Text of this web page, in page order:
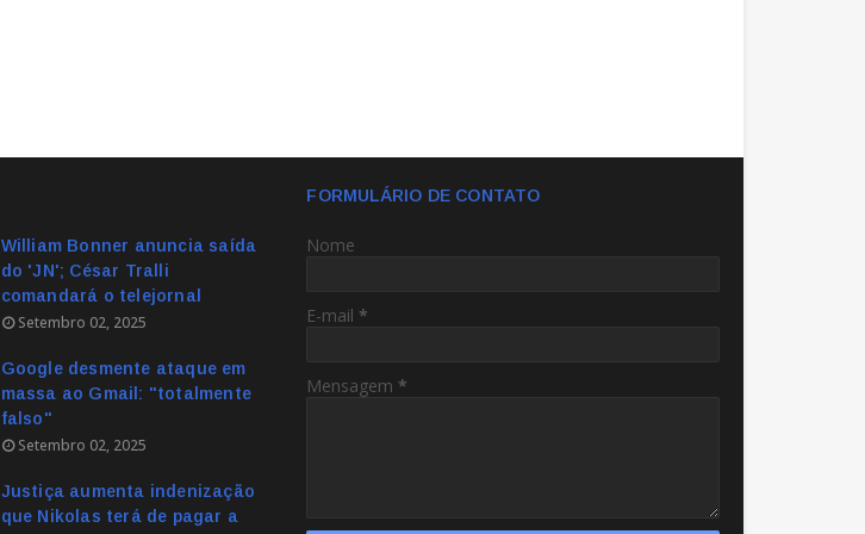
William Bonner anuncia saída
do 'JN'; César Tralli
comandará o telejornal
Setembro 02, 2025
Google desmente ataque em
massa ao Gmail: "totalmente
falso"
Setembro 02, 2025
Justiça aumenta indenização
que Nikolas terá de pagar a
FORMULÁRIO DE CONTATO
Nome
E-mail *
Mensagem *